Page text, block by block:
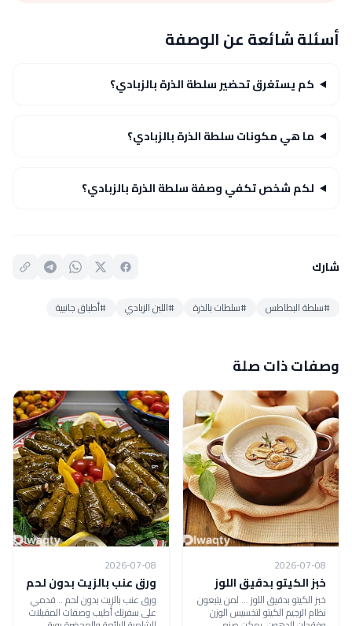
أسئلة شائعة عن الوصفة
كم يستغرق تحضير سلطة الذرة بالزبادي؟
ما هي مكونات سلطة الذرة بالزبادي؟
لكم شخص تكفي وصفة سلطة الذرة بالزبادي؟
شارك
#سلطة البطاطس #سلطات بالذرة #اللبن الزبادي #أطباق جانبية
وصفات ذات صلة
2026-07-08
خبز الكيتو بدقيق اللوز
خبز الكيتو بدقيق اللوز ... لمن يتبعون
نظام الرجيم الكيتو لتخسيس الوزن
2026-07-08
ورق عنب بالزيت بدون لحم
ورق عنب بالزيت بدون لحم .. قدمي
على سفرتك أطيب وصفات المقبلات